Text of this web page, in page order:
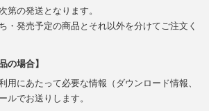
第の発送となります。
・発売予定の商品とそれ以外を分けてご注文く
の場合】
用にあたって必要な情報（ダウンロード情報、
ルでお送りします。